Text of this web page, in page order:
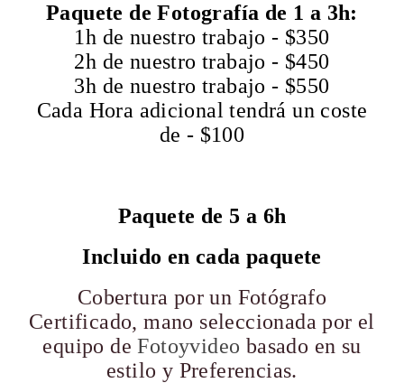
Paquete de Fotografía de 1 a 3h:
1h de nuestro trabajo - $350
2h de nuestro trabajo - $450
3h de nuestro trabajo - $550
Cada Hora adicional tendrá un coste
de - $100
Paquete de 5 a 6h
Incluido en cada paquete
Cobertura por un Fotógrafo
Certificado, mano seleccionada por el
equipo deFotoyvideo basado en su
estilo y Preferencias.